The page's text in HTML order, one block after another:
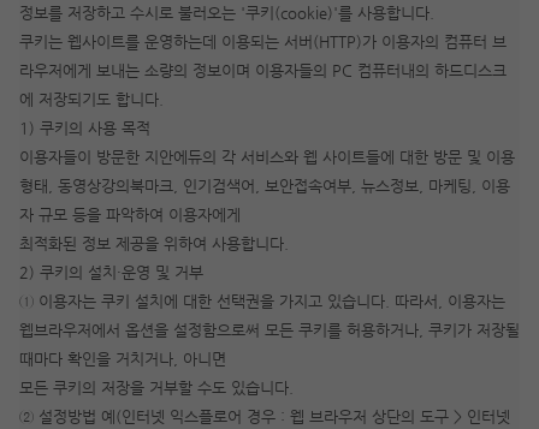
정보를 저장하고 수시로 불러오는 '쿠키(cookie)'를 사용합니다.
쿠키는 웹사이트를 운영하는데 이용되는 서버(HTTP)가 이용자의 컴퓨터 브
라우저에게 보내는 소량의 정보이며 이용자들의 PC 컴퓨터내의 하드디스크
에 저장되기도 합니다.
1) 쿠키의 사용 목적
이용자들이 방문한 지안에듀의 각 서비스와 웹 사이트들에 대한 방문 및 이용
형태, 동영상강의북마크, 인기검색어, 보안접속여부, 뉴스정보, 마케팅, 이용
자 규모 등을 파악하여 이용자에게
최적화된 정보 제공을 위하여 사용합니다.
2) 쿠키의 설치·운영 및 거부
① 이용자는 쿠키 설치에 대한 선택권을 가지고 있습니다. 따라서, 이용자는
웹브라우저에서 옵션을 설정함으로써 모든 쿠키를 허용하거나, 쿠키가 저장될
때마다 확인을 거치거나, 아니면
모든 쿠키의 저장을 거부할 수도 있습니다.
② 설정방법 예(인터넷 익스플로어 경우 : 웹 브라우저 상단의 도구 > 인터넷